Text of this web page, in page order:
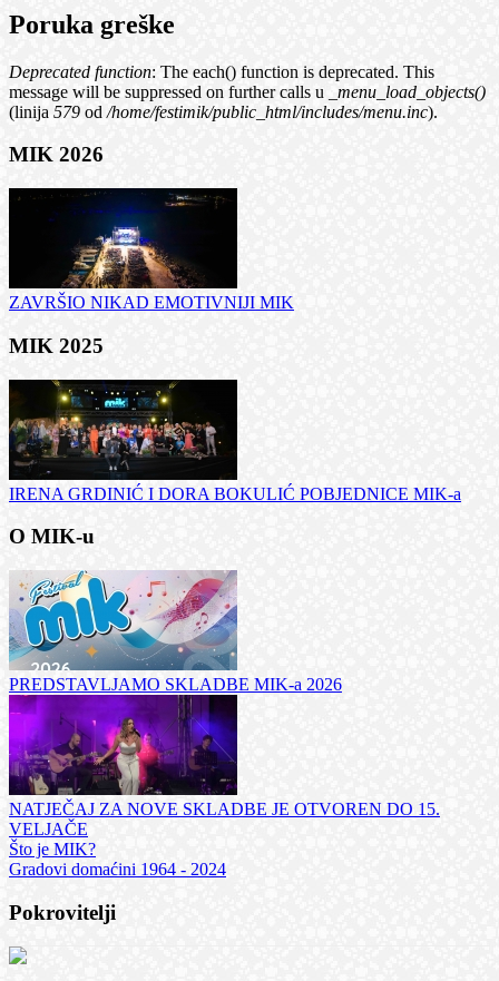
Poruka greške
Deprecated function: The each() function is deprecated. This
message will be suppressed on further calls u
_menu_load_objects()
(linija 579 od/home/festimik/public_html/includes/menu.inc).
MIK 2026
ZAVRŠIO NIKAD EMOTIVNIJI MIK
MIK 2025
IRENA GRDINIĆ I DORA BOKULIĆ POBJEDNICE MIK-a
O MIK-u
PREDSTAVLJAMO SKLADBE MIK-a 2026
NATJEČAJ ZA NOVE SKLADBE JE OTVOREN DO 15.
VELJAČE
Što je MIK?
Gradovi domaćini 1964 - 2024
Pokrovitelji